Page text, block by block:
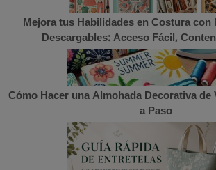
Mejora tus Habilidades en Costura con
Descargables: Acceso Fácil,
Cómo Hacer una Almohada Decorativa de
a Paso